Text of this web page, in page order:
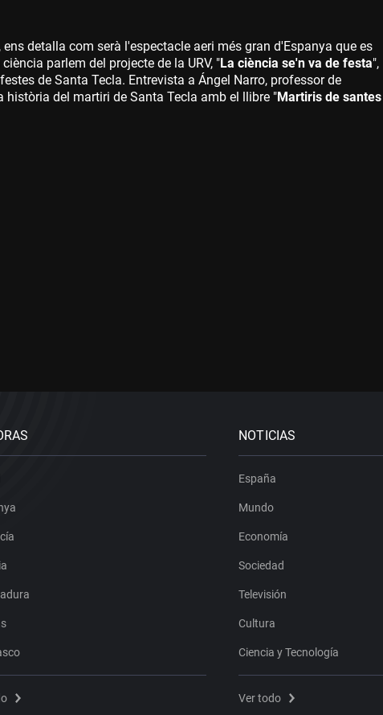
ens detalla com serà l'espectacle aeri més gran d'Espanya que es
parlem del projecte de la URV, "La ciència se'n va de festa",
de Santa Tecla. Entrevista a Ángel Narro, professor de
història del martiri de Santa Tecla amb el llibre "Martiris de santes
NOTICIAS
España
Mundo
Economía
Sociedad
Televisión
Cultura
Ciencia y Tecnología
Ver todo